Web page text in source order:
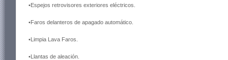
•Espejos retrovisores exteriores eléctricos.
•Faros delanteros de apagado automático.
•Limpia Lava Faros.
•Llantas de aleación.